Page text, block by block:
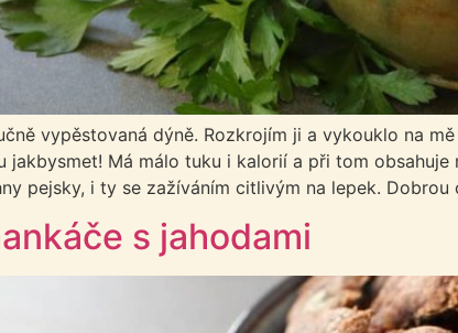
vypěstovaná dýně. Rozkrojím ji a vykouklo na
jakbysmet! Má málo tuku i kalorií a při tom
pejsky, i ty se zažíváním citlivým na lepek.
s jahodami